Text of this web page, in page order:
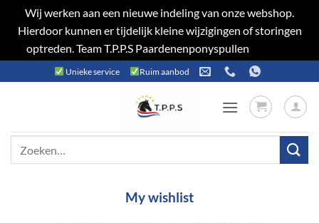
Wij werken aan een nieuwe indeling van onze webshop.
Hierdoor kunnen er tijdelijk kleine wijzigingen of storingen
optreden. Team T.P.P.S Paardenenponyspullen
naar
Unieke service Ruim aanbod
My wishlist